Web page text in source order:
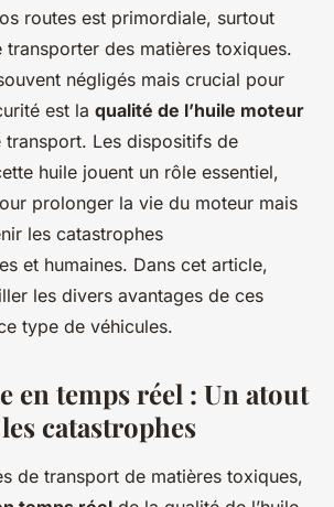
les avantages des
de surveillance de
l'huile moteur
de transport
toxiques?
routes est primordiale, surtout
transporter des matières toxiques.
négligés mais crucial pour
est la qualité de l’huile moteur
transport. Les dispositifs de
huile jouent un rôle essentiel,
prolonger la vie du moteur mais
les catastrophes
et humaines. Dans cet article,
les divers avantages de ces
type de véhicules.
en temps réel : Un atout
catastrophes
de transport de matières toxiques,